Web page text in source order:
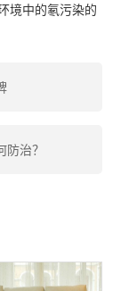
境中的氡污染的
治？